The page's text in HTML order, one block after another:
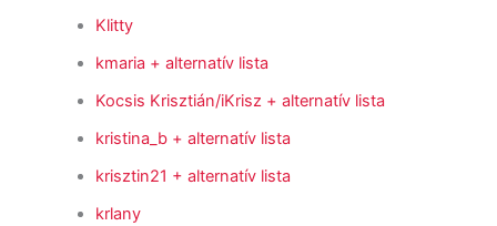
Klitty
kmaria + alternatív lista
Kocsis Krisztián/iKrisz + alternatív lista
kristina_b + alternatív lista
krisztin21 + alternatív lista
krlany